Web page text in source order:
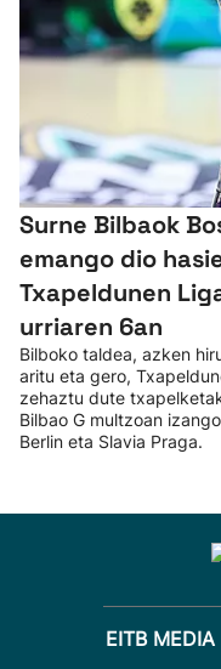
Surne Bilbaok
emango dio
Txapeldunen
urriaren 6an
Bilboko taldea, azken
aritu eta gero,
zehaztu dute
Bilbao G multzoan
Berlin eta Slavia Praga.
EITB MEDIA